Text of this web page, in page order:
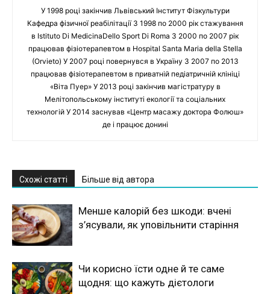
У 1998 році закінчив Львівський Інститут Фізкультури
Кафедра фізичної реабілітації З 1998 по 2000 рік стажування
в Istituto Di MedicinaDello Sport Di Roma З 2000 по 2007 рік
працював фізіотерапевтом в Hospital Santa Maria della Stella
(Orvieto) У 2007 році повернувся в Україну З 2007 по 2013
працював фізіотерапевтом в приватній педіатричній клініці
«Віта Пуер» У 2013 році закінчив магістратуру в
Мелітопольському інституті екології та соціальних
технологій У 2014 заснував «Центр масажу доктора Фолюш»
де і працює донині
Схожі статті Більше від автора
Менше калорій без шкоди: вчені
з’ясували, як уповільнити старіння
Чи корисно їсти одне й те саме
щодня: що кажуть дієтологи